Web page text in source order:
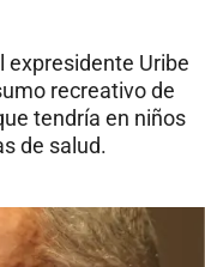
expresidente Uribe
recreativo de
tendría en niños
de salud.